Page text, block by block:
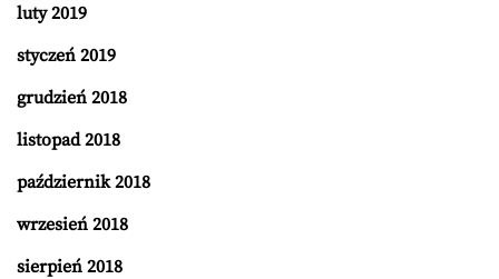
luty 2019
styczeń 2019
grudzień 2018
listopad 2018
październik 2018
wrzesień 2018
sierpień 2018